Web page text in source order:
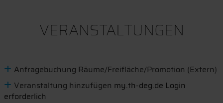
VERANSTALTUNGEN
Anfragebuchung Räume/Freifläche/Promotion (Extern)
Veranstaltung hinzufügen my.th-deg.de Login
erforderlich